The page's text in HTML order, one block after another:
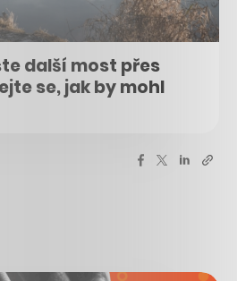
další most přes
se, jak by mohl